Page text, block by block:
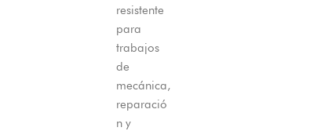
resistente
para
trabajos
de
mecánica,
reparació
n y